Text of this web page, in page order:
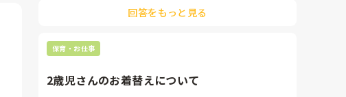
るようで、虐待や脅しになってしまっているかも、自
分のやっていることは子どもを傷つけてしまっている
ふざけがヒートアップした時、どのように対応したら
いいでしょうか？
2歳児さんだと、先生とのやりとり自体が楽しくなって
いて、「どこまで反応してもらえるかな？」と試してい
そんな時は1人で抱え込まず、近くの先生に協力しても
らうのも一つの方法だと思います。
と伝えて、関わる大人を変えてみると、子どもの気持ち
回答をもっと見る
保育・お仕事
2歳児さんのお着替えについて